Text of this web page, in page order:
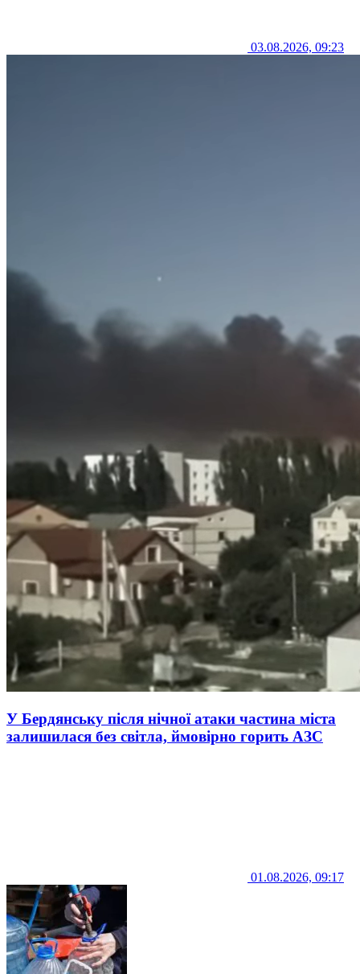
03.08.2026, 09:23
У Бердянську після нічної атаки частина міста
залишилася без світла, ймовірно горить АЗС
01.08.2026, 09:17